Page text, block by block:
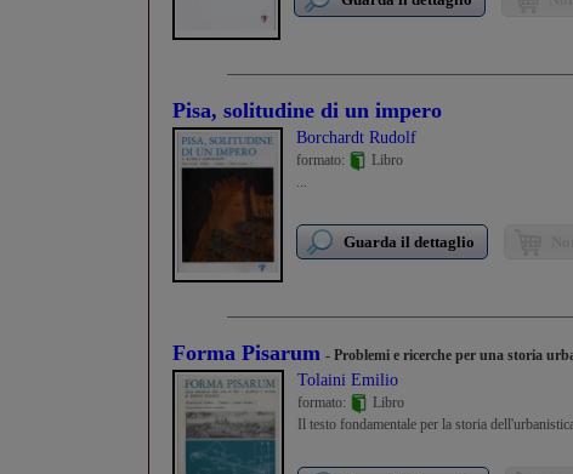
Pisa, solitudine di un impero
Borchardt Rudolf
formato:
Libro
...
Guarda il dettaglio
Forma Pisarum - Problemi e ricerche per una storia
Tolaini Emilio
formato:
Libro
Il testo fondamentale per la storia